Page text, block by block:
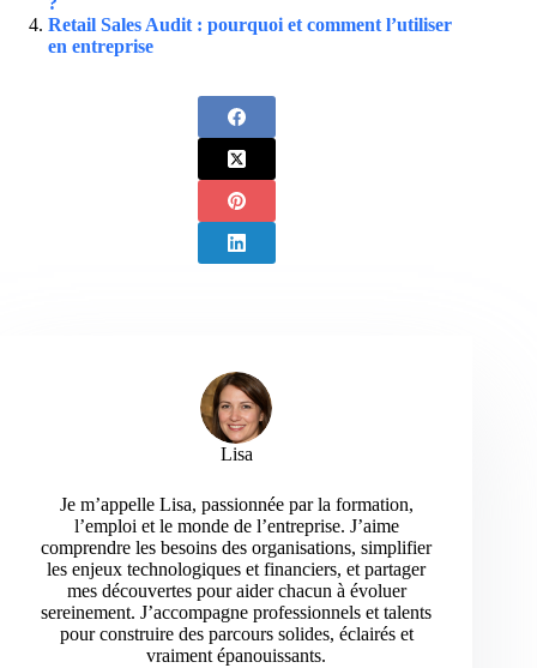
Retail Sales Audit : pourquoi et comment l’utiliser
en entreprise
Lisa
Je m’appelle Lisa, passionnée par la formation,
l’emploi et le monde de l’entreprise. J’aime
comprendre les besoins des organisations, simplifier
les enjeux technologiques et financiers, et partager
mes découvertes pour aider chacun à évoluer
sereinement. J’accompagne professionnels et talents
pour construire des parcours solides, éclairés et
vraiment épanouissants.